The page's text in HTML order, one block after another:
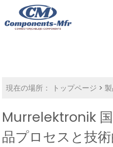
現在の場所： トップページ >
Murrelektronik
品プロセスと技